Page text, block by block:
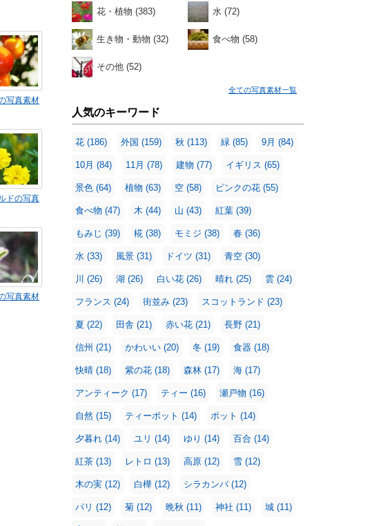
花・植物 (383) 水 (72)
生き物・動物 (32) 食べ物 (58)
その他 (52)
全ての写真素材一覧
人気のキーワード
花 (186) 外国 (159) 秋 (113) 緑 (85) 9月 (84)
10月 (84) 11月 (78) 建物 (77) イギリス (65)
景色 (64) 植物 (63) 空 (58) ピンクの花 (55)
食べ物 (47) 木 (44) 山 (43) 紅葉 (39)
もみじ (39) 椛 (38) モミジ (38) 春 (36)
水 (33) 風景 (31) ドイツ (31) 青空 (30)
川 (26) 湖 (26) 白い花 (26) 晴れ (25) 雲 (24)
フランス (24) 街並み (23) スコットランド (23)
夏 (22) 田舎 (21) 赤い花 (21) 長野 (21)
信州 (21) かわいい (20) 冬 (19) 食器 (18)
快晴 (18) 紫の花 (18) 森林 (17) 海 (17)
アンティーク (17) ティー (16) 瀬戸物 (16)
自然 (15) ティーポット (14) ポット (14)
夕暮れ (14) ユリ (14) ゆり (14) 百合 (14)
紅茶 (13) レトロ (13) 高原 (12) 雪 (12)
木の実 (12) 白樺 (12) シラカンバ (12)
パリ (12) 菊 (12) 晩秋 (11) 神社 (11) 城 (11)
写真素材
ドの写真
写真素材